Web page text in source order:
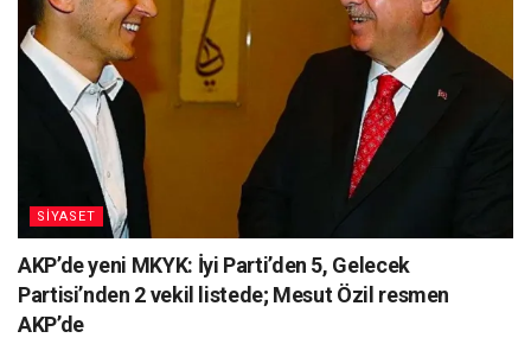
SİYASET
AKP’de yeni MKYK: İyi Parti’den 5, Gelecek
Partisi’nden 2 vekil listede; Mesut Özil resmen
AKP’de